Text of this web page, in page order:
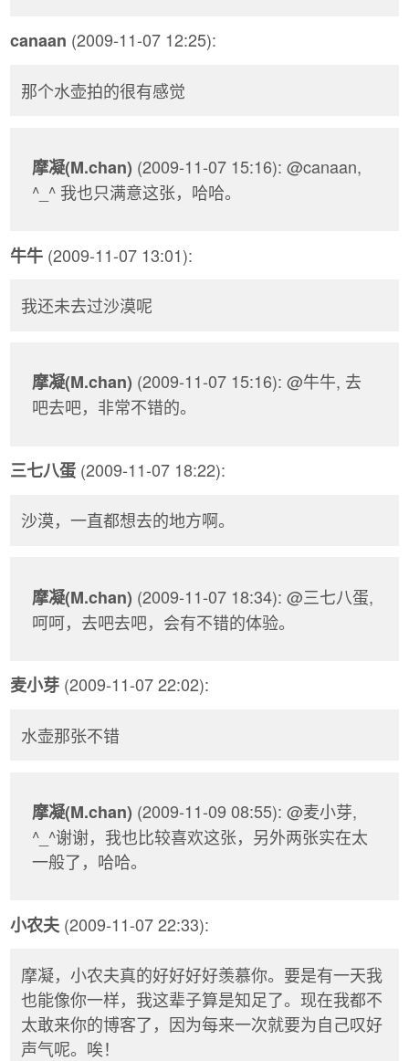
canaan (2009-11-07 12:25):
那个水壶拍的很有感觉
摩凝(M.chan) (2009-11-07 15:16): @canaan,
^_^ 我也只满意这张，哈哈。
牛牛 (2009-11-07 13:01):
我还未去过沙漠呢
摩凝(M.chan) (2009-11-07 15:16): @牛牛, 去
吧去吧，非常不错的。
三七八蛋 (2009-11-07 18:22):
沙漠，一直都想去的地方啊。
摩凝(M.chan) (2009-11-07 18:34): @三七八蛋,
呵呵，去吧去吧，会有不错的体验。
麦小芽 (2009-11-07 22:02):
水壶那张不错
摩凝(M.chan) (2009-11-09 08:55): @麦小芽,
^_^谢谢，我也比较喜欢这张，另外两张实在太
一般了，哈哈。
小农夫 (2009-11-07 22:33):
摩凝，小农夫真的好好好好羡慕你。要是有一天我
也能像你一样，我这辈子算是知足了。现在我都不
太敢来你的博客了，因为每来一次就要为自己叹好
声气呢。唉！